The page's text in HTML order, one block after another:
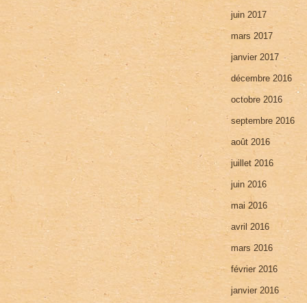
juin 2017
mars 2017
janvier 2017
décembre 2016
octobre 2016
septembre 2016
août 2016
juillet 2016
juin 2016
mai 2016
avril 2016
mars 2016
février 2016
janvier 2016